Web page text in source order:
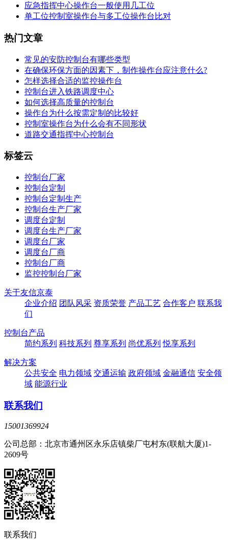
应急指挥中心操作台一般使用几工位
单工位控制室操作台与多工位操作台比对
热门文章
常见的安防控制台有哪些类型
在确保环保方面的因素下，制作操作台应注意什么?
怎样选择合适的监控操作台
控制台进入铁路调度中心
如何选择高质量的控制台
操作台为什么按需定制的比较好
控制室操作台为什么会有不同形状
道路交通指挥中心控制台
标签云
控制台厂家
控制台定制
控制台定制生产
控制台生产厂家
调度台定制
调度台生产厂家
调度台厂家
调度台厂商
控制台厂商
监控控制台厂家
关于友信京泰
企业介绍 团队风采 资质荣誉 产品工艺 合作客户 联系我
们
控制台产品
简约系列 科技系列 尊享系列 尚优系列 悦享系列
解决方案
公共安全 电力领域 交通运输 政府领域 金融通信 安全领
域 能源行业
联系我们
15001369924
公司总部：北京市通州区永乐店镇柴厂屯村东(联航大厦)1-
2609号
联系我们